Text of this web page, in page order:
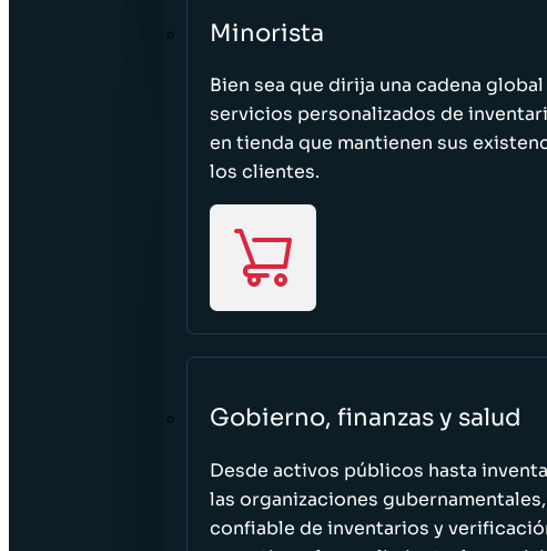
Minorista
Bien sea que dirija una cadena
servicios personalizados de
en tienda que mantienen sus
los clientes.
Gobierno, finanzas y salud
Desde activos públicos hasta
las organizaciones
confiable de inventarios y